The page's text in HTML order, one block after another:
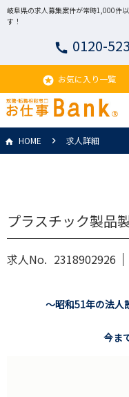
岐阜県の求人募集案件が常時1,000件
す！
call 0120-
stars お気に入り一覧
HOME 求人詳細
プラスチック製品
求人No. 2318902926
～昭和51年の法人設
今までの経験を